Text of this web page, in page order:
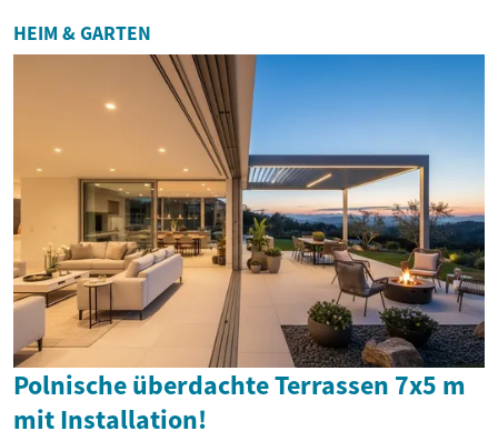
HEIM & GARTEN
Polnische überdachte Terrassen 7x5 m
mit Installation!